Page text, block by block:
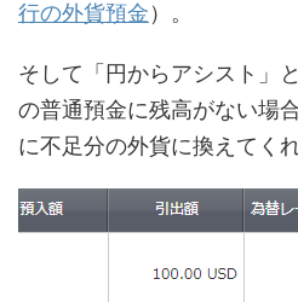
行の外貨預金 ）。
そして「円からアシスト」
の普通預金に残高がない場
に不足分の外貨に換えてく